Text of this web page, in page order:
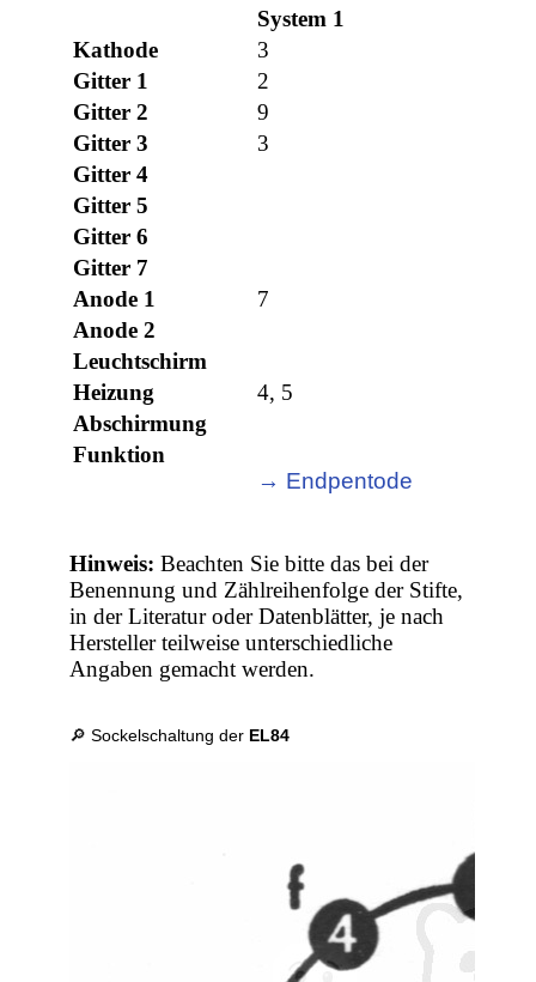
System 1
Kathode
3
Gitter 1
2
Gitter 2
9
Gitter 3
3
Gitter 4
Gitter 5
Gitter 6
Gitter 7
Anode 1
7
Anode 2
Leuchtschirm
Heizung
4, 5
Abschirmung
Funktion
→ Endpentode
Hinweis: Beachten Sie bitte das bei der
Benennung und Zählreihenfolge der Stifte,
in der Literatur oder Datenblätter, je nach
Hersteller teilweise unterschiedliche
Angaben gemacht werden.
🔎 Sockelschaltung der EL84